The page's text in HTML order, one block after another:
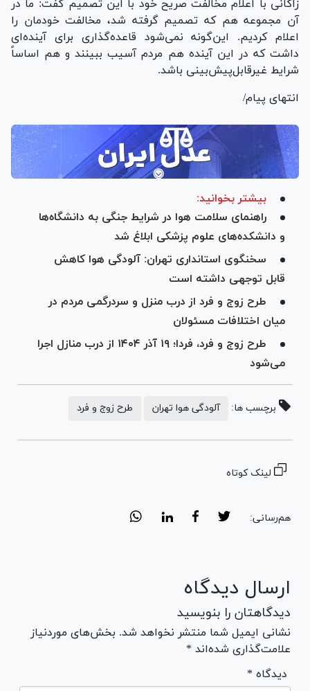
زاکانی با اعلام مخالفت صریح خود با این تصمیم گفت: ما در
آن مجموعه هم که تصمیم گرفته شد، مخالفت خودمان را
اعلام کردیم. این‌گونه نمی‌شود قاعده‌گذاری برای آینده‌ای
داشت که در این آینده هم مردم آسیب ببینند و هم اساساً
شرایط غیرقابل‌پیش‌بینی باشد.
انتهای پیام/
بیشتر بخوانید:
راهنمای سلامت هوا در شرایط جنگی به دانشگاه‌ها
و دانشکده‌های علوم پزشکی ابلاغ شد
سخنگوی استانداری تهران: آلودگی هوا کاهش
قابل توجهی داشته است
طرح زوج و فرد از درب منزل و سردرگمی مردم در
میان اختلافات مسئولان
طرح زوج و فرد، فردا؛ ۱۹ آذر ۱۴۰۴ از درب منازل اجرا
می‌شود
برچسب ها: آلودگی هوا تهران طرح زوج و فرد
لینک کوتاه
هم‌رسانی:
ارسال دیدگاه
دیدگاهتان را بنویسید
نشانی ایمیل شما منتشر نخواهد شد. بخش‌های موردنیاز
علامت‌گذاری شده‌اند *
* دیدگاه